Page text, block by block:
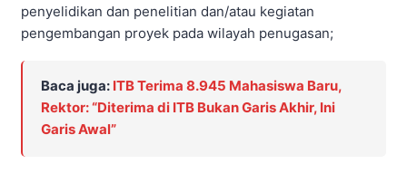
penyelidikan dan penelitian dan/atau kegiatan
pengembangan proyek pada wilayah penugasan;
Baca juga: ITB Terima 8.945 Mahasiswa Baru,
Rektor: “Diterima di ITB Bukan Garis Akhir, Ini
Garis Awal”